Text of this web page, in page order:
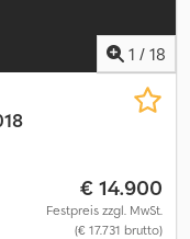
1 / 18
€ 14.900
Festpreis zzgl. MwSt.
(€ 17.731 brutto)